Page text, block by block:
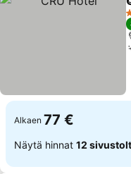
Alkaen 77 €
Näytä hinnat 12